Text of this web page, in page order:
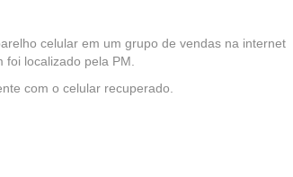
celular em um grupo de vendas na internet
foi localizado pela PM.
com o celular recuperado.